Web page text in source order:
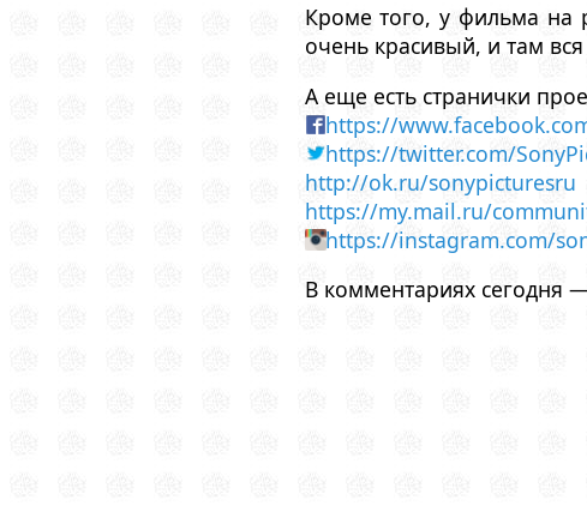
Кроме того, у фильма на
очень красивый, и там
А еще есть странички
https://
https://twitter.com/
http://ok.ru/sonypicturesru
https://my.mail.ru/
https://instagram.com/
В комментариях сегодня